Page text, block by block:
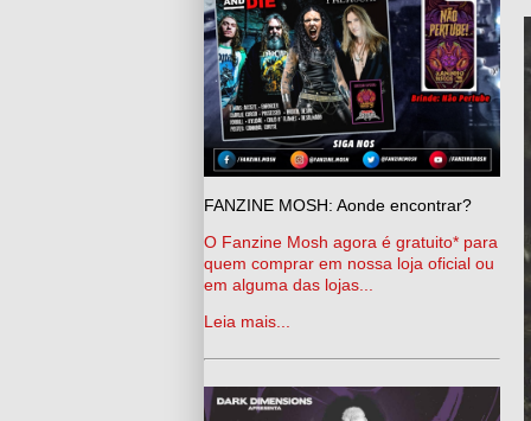
FANZINE MOSH: Aonde encontrar?
O Fanzine Mosh agora é gratuito* para
quem comprar em nossa loja oficial ou
em alguma das lojas...
Leia mais...